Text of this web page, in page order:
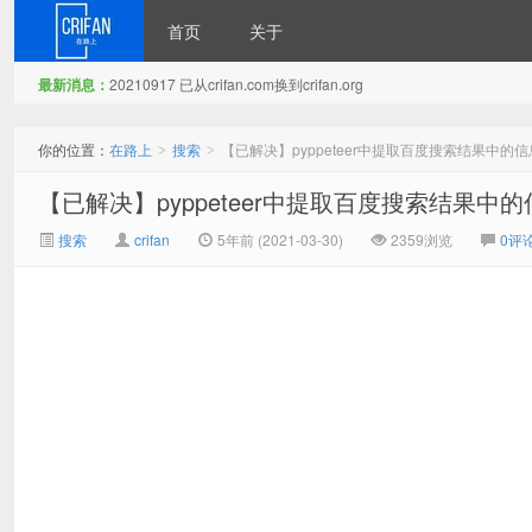
首页 关于
最新消息： 20210917 已从crifan.com换到crifan.org
你的位置： 在路上 > 搜索 > 【已解决】pyppeteer中提取百度搜索结果中的信
【已解决】pyppeteer中提取百度搜索结果中的
搜索 crifan 5年前 (2021-03-30) 2359浏览 0评